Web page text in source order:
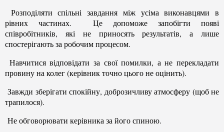
Розподіляти спільні завдання між усіма виконавцями в
рівних частинах. Це допоможе запобігти появі
співробітників, які не приносять результатів, а лише
спостерігають за робочим процесом.
Навчитися відповідати за свої помилки, а не перекладати
провину на колег (керівник точно цього не оцінить).
Завжди зберігати спокійну, доброзичливу атмосферу (щоб не
трапилося).
Не обговорювати керівника за його спиною.